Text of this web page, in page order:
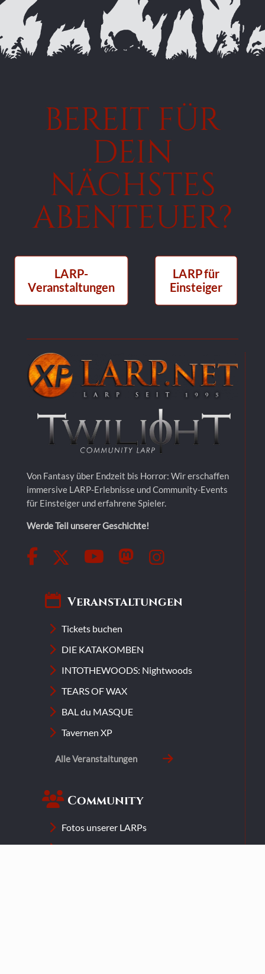
BEREIT FÜR
DEIN
NÄCHSTES
ABENTEUER?
LARP-
Veranstaltungen
LARP für
Einsteiger
Von Fantasy über Endzeit bis Horror: Wir erschaffen
immersive LARP-Erlebnisse und Community-Events
für Einsteiger und erfahrene Spieler.
Werde Teil unserer Geschichte!
Veranstaltungen
Tickets buchen
DIE KATAKOMBEN
INTOTHEWOODS: Nightwoods
TEARS OF WAX
BAL du MASQUE
Tavernen XP
Alle Veranstaltungen
Community
Fotos unserer LARPs
Was ist LARP?